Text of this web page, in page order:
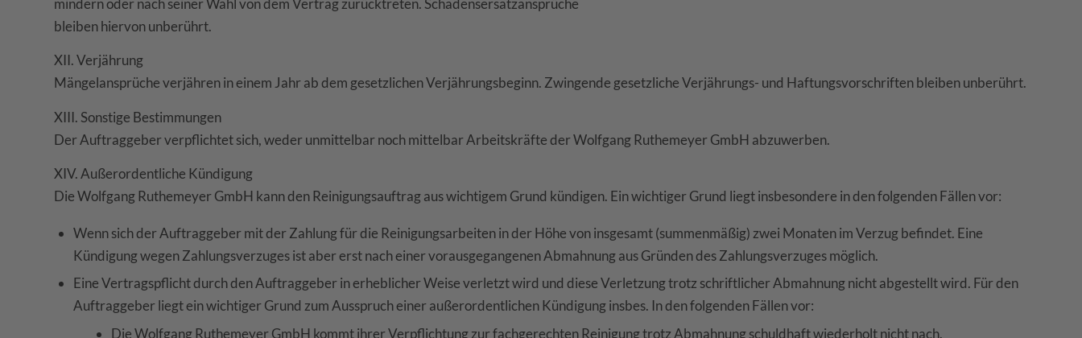
mindern oder nach seiner Wahl von dem Vertrag zurücktreten. Schadensersatzansprüche
bleiben hiervon unberührt.
XII. Verjährung
Mängelansprüche verjähren in einem Jahr ab dem gesetzlichen Verjährungsbeginn. Zwingende gesetzliche Verjährungs- und Haftungsvorschriften bleiben unberührt.
XIII. Sonstige Bestimmungen
Der Auftraggeber verpflichtet sich, weder unmittelbar noch mittelbar Arbeitskräfte der Wolfgang Ruthemeyer GmbH abzuwerben.
XIV. Außerordentliche Kündigung
Die Wolfgang Ruthemeyer GmbH kann den Reinigungsauftrag aus wichtigem Grund kündigen. Ein wichtiger Grund liegt insbesondere in den folgenden Fällen vor:
Wenn sich der Auftraggeber mit der Zahlung für die Reinigungsarbeiten in der Höhe von insgesamt (summenmäßig) zwei Monaten im Verzug befindet. Eine
Kündigung wegen Zahlungsverzuges ist aber erst nach einer vorausgegangenen Abmahnung aus Gründen des Zahlungsverzuges möglich.
Eine Vertragspflicht durch den Auftraggeber in erheblicher Weise verletzt wird und diese Verletzung trotz schriftlicher Abmahnung nicht abgestellt wird. Für den
Auftraggeber liegt ein wichtiger Grund zum Ausspruch einer außerordentlichen Kündigung insbes. In den folgenden Fällen vor:
Die Wolfgang Ruthemeyer GmbH kommt ihrer Verpflichtung zur fachgerechten Reinigung trotz Abmahnung schuldhaft wiederholt nicht nach.